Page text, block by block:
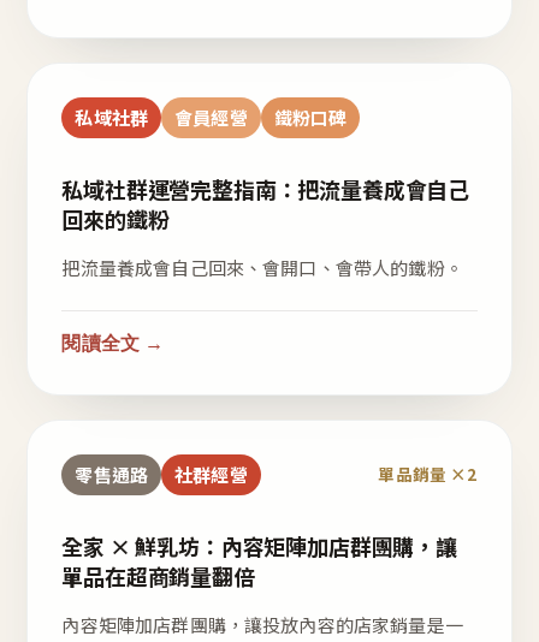
私域社群 會員經營 鐵粉口碑
私域社群運營完整指南：把流量養成會自己
回來的鐵粉
把流量養成會自己回來、會開口、會帶人的鐵粉。
閱讀全文 →
零售通路 社群經營 單品銷量 ×2
全家 × 鮮乳坊：內容矩陣加店群團購，讓
單品在超商銷量翻倍
內容矩陣加店群團購，讓投放內容的店家銷量是一